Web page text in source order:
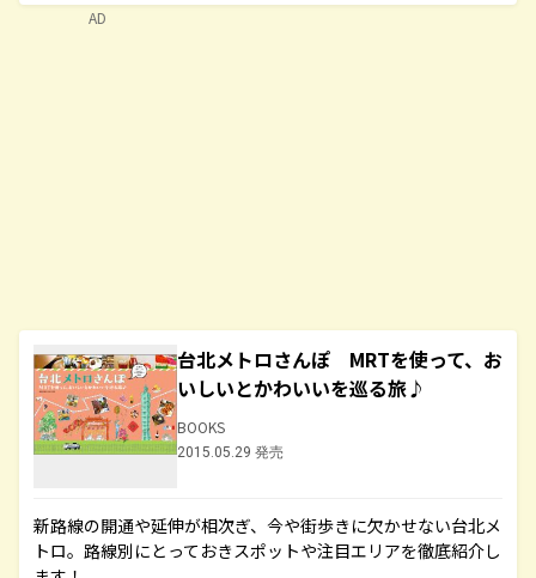
台北メトロさんぽ MRTを使って、お
いしいとかわいいを巡る旅♪
BOOKS
2015.05.29 発売
新路線の開通や延伸が相次ぎ、今や街歩きに欠かせない台北メ
トロ。路線別にとっておきスポットや注目エリアを徹底紹介し
AD